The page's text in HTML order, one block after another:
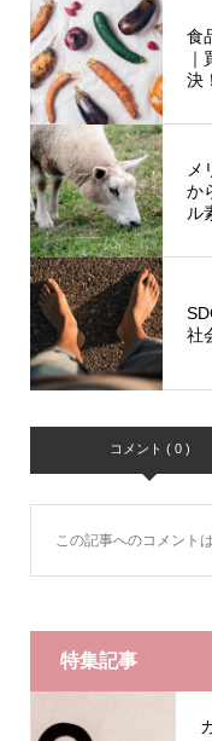
食
決！
メ
か
ル
社
コメント ( 0 )
この記事へのコメント
特集記事